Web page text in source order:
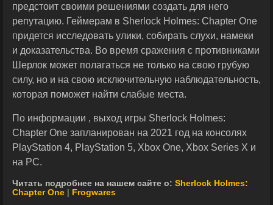
предстоит своими решениями создать для него
репутацию. Геймерам в Sherlock Holmes: Chapter One
придется исследовать улики, собирать слухи, намеки
и доказательства. Во время сражения с противниками
Шерлок может полагаться не только на свою грубую
силу, но и на свою исключительную наблюдательность,
которая поможет найти слабые места.
По информации , выход игры Sherlock Holmes:
Chapter One запланирован на 2021 год на консолях
PlayStation 4, PlayStation 5, Xbox One, Xbox Series X и
на PC.
Читать подробнее на нашем сайте о: Sherlock Holmes:
Chapter One | Frogwares